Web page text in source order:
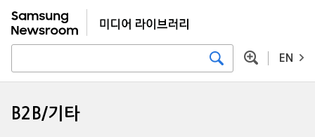
EN
B2B/기타